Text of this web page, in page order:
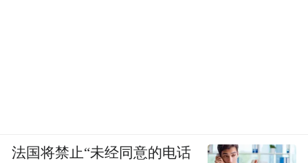
法国将禁止“未经同意的电话